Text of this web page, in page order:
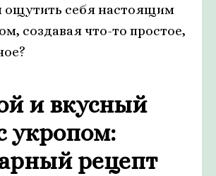
ощутить себя настоящим
создавая что-то простое,
и вкусный
укропом:
рецепт